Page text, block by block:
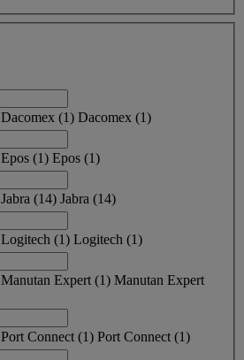
Dacomex (1) Dacomex (1)
Epos (1) Epos (1)
Jabra (14) Jabra (14)
Logitech (1) Logitech (1)
Manutan Expert (1) Manutan Expert
Port Connect (1) Port Connect (1)